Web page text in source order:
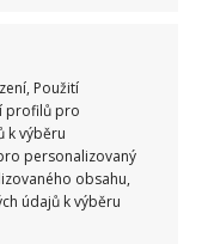
Použití
profilů pro
k výběru
personalizovaný
obsahu,
údajů k výběru
za menší, přesto